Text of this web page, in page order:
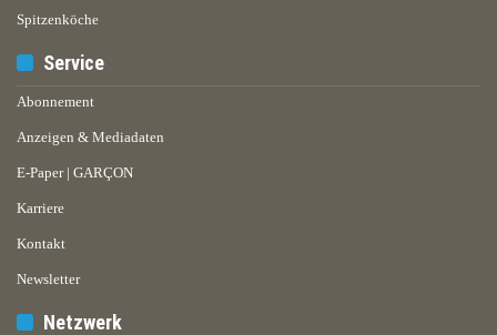
Spitzenköche
Service
Abonnement
Anzeigen & Mediadaten
E-Paper | GARÇON
Karriere
Kontakt
Newsletter
Netzwerk